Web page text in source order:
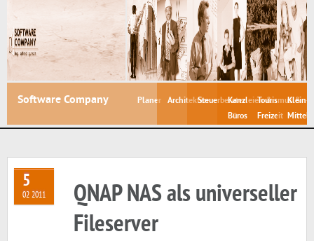
Software Company Planer ArchitektenSteuerberaterKanzleien &
Büros
Tourismus &
Freizeit
Klein-
5
02 2011
QNAP NAS als universeller
Fileserver